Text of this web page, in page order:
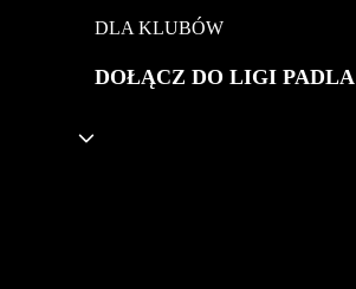
DLA KLUBÓW
DOŁĄCZ DO LIGI PADLA